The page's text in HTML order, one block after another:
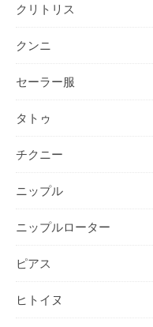
クリトリス
クンニ
セーラー服
タトゥ
チクニー
ニップル
ニップルローター
ピアス
ヒトイヌ